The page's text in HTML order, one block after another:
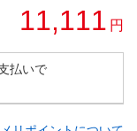
11,111 円
払いで